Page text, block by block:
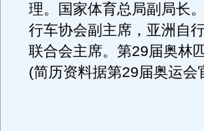
理。国家体育总局副局长
行车协会副主席，亚洲自
联合会主席。第29届奥林
(简历资料据第29届奥运会